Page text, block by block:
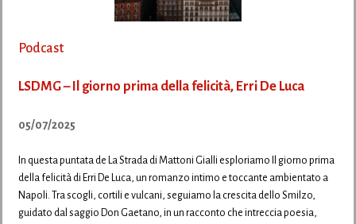
Podcast
LSDMG – Il giorno prima della felicità, Erri De Luca
05/07/2025
In questa puntata de La Strada di Mattoni Gialli esploriamo Il giorno prima
della felicità di Erri De Luca, un romanzo intimo e toccante ambientato a
Napoli. Tra scogli, cortili e vulcani, seguiamo la crescita dello Smilzo,
guidato dal saggio Don Gaetano, in un racconto che intreccia poesia,